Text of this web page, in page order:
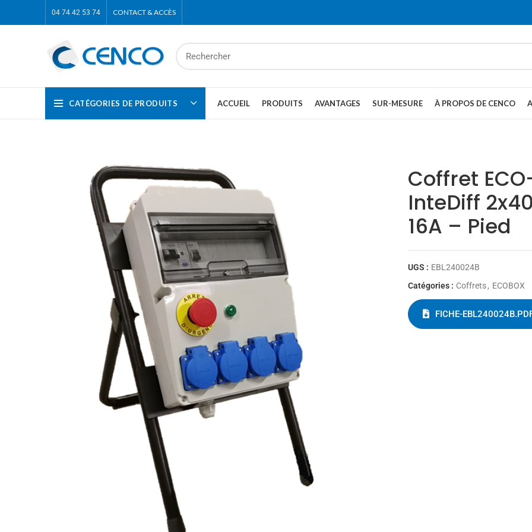
04 74 42 53 74 CONTACT & ACCÈS
CATÉGORIES DE PRODUITS ACCUEIL PRODUITS AVANTAGES SUR-MESURE À PROPOS DE CENCO
Coffret
InteDiff
16A – Pied
UGS : EBL240024B
Catégories : Coffrets, ECOBOX
FICHE-